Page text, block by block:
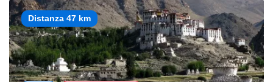
Distanza 47 km